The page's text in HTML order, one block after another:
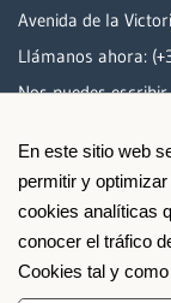
En este sitio web
permitir y
cookies analíticas
conocer el tráfico
Cookies tal y
Avenida de la
Llámanos ahora:
Nos puedes
PAGO SEGURO